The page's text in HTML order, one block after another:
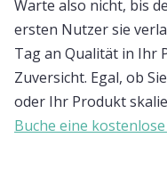
Warte also nicht, bis
ersten Nutzer sie
Tag an Qualität in Ihr
Zuversicht. Egal, ob
oder Ihr Produkt
Buche eine